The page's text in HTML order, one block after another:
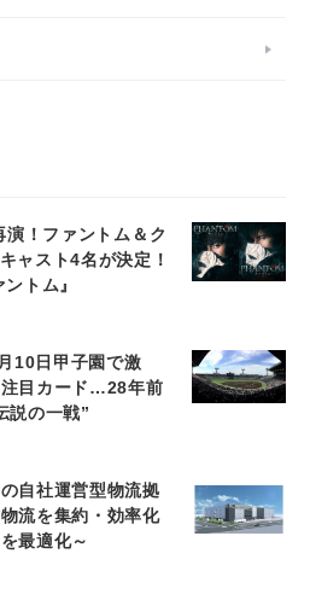
！ファントム＆ク
ャスト4名が決定！
トム』
10日甲子園で激
目カード…28年前
説の一戦”
自社運営型物流拠
流を集約・効率化
最適化～